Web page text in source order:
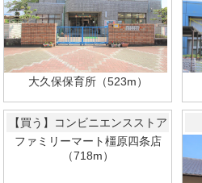
大久保保育所（523m）
【買う】コンビニエンスストア
ファミリーマート橿原四条店
（718m）